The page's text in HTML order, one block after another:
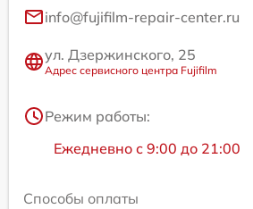
info@fujifilm-repair-center.ru
ул. Дзержинского, 25
Адрес сервисного центра Fujifilm
Режим работы:
Ежедневно с 9:00 до 21:00
Способы оплаты